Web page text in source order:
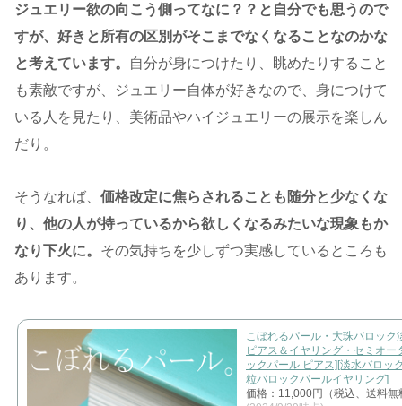
ジュエリー欲の向こう側ってなに？？と自分でも思うので
すが、好きと所有の区別がそこまでなくなることなのかな
と考えています。
自分が身につけたり、眺めたりすること
も素敵ですが、ジュエリー自体が好きなので、身につけて
いる人を見たり、美術品やハイジュエリーの展示を楽しん
だり。
そうなれば、 価格改定に焦らされることも随分と少なくな
り、他の人が持っているから欲しくなるみたいな現象もか
なり下火に。 その気持ちを少しずつ実感しているところも
あります。
こぼれるパール・大珠バロック
ピアス＆イヤリング・セミオー
ックパール ピアス][淡水バロッ
粒バロックパールイヤリング]
価格：11,000円（税込、送料無